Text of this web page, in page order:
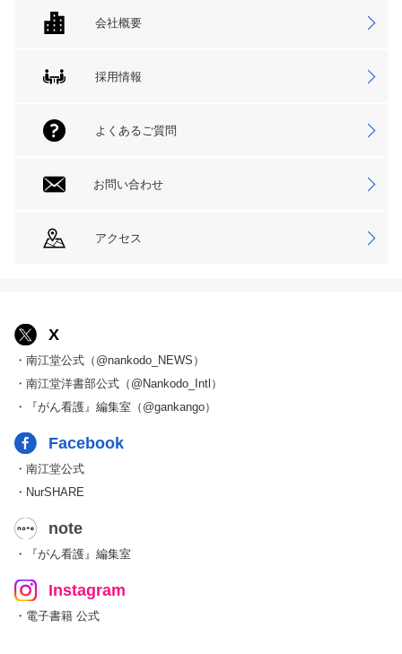
会社概要
採用情報
よくあるご質問
お問い合わせ
アクセス
X
・南江堂公式（@nankodo_NEWS）
・南江堂洋書部公式（@Nankodo_Intl）
・『がん看護』編集室（@gankango）
Facebook
・南江堂公式
・NurSHARE
note
・『がん看護』編集室
Instagram
・電子書籍 公式